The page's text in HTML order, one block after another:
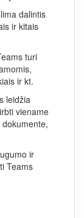
dalintis
ir kitais
turi
ir kt.
leidžia
viename
ir
Teams